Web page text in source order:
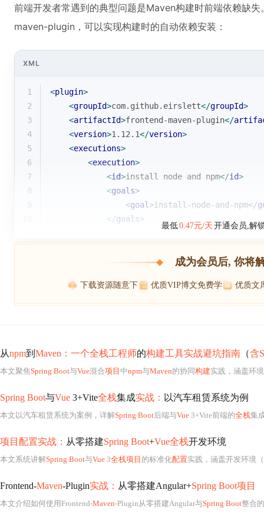
前端开发者常遇到的典型问题是Maven构建时前端依赖缺
maven-plugin，可以实现构建时的自动依赖安装：
XML
1 <plugin>
2
<groupId>com.github.eirslett</groupId>
3
<artifactId>frontend-maven-plugin</
4
<version>1.12.1</version>
5
<executions>
6
<execution>
7
<id>install node and npm</id>
8
<goals>
<goal >install-node-and-npm</
</goals>
最低0.47元/天 开通会员,解
成为会员后, 你将
下载资源随意下 优质VIP博文免费学 优质文
从npm到 Maven：一个全栈工程师的构建工具实战避坑指南 （含
本文聚焦Spring Boot与Vue混合项目 中npm与Maven的协同构建实践，涵盖环境
Spring Boot与Vue 3+Vite全栈集成实战： 以汽车租赁系统为例
本文以汽车租赁系统为案例，详解Spring Boot后端与Vue 3+Vite前端的全栈集
项目配置实战： 从零搭建Spring Boot+Vue全栈开发环境
本文系统讲解Spring Boot与Vue 3全栈项目 的标准化配置实践，涵盖开发环境
Frontend-Maven-Plugin实战： 从零搭建Angular+Spring Boot项目
本文介绍如何使用Frontend-Maven-Plugin从零搭建Angular与Spring Boot整合的